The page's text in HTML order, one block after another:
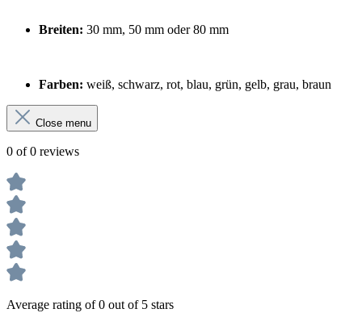
Breiten: 30 mm, 50 mm oder 80 mm
Farben: weiß, schwarz, rot, blau, grün, gelb, grau, braun
Close menu
0 of 0 reviews
Average rating of 0 out of 5 stars